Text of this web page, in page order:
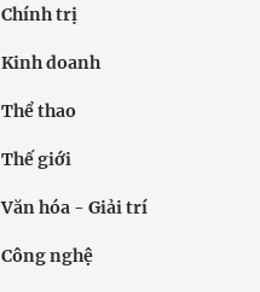
Chính trị
Kinh doanh
Thể thao
Thế giới
Văn hóa - Giải trí
Công nghệ